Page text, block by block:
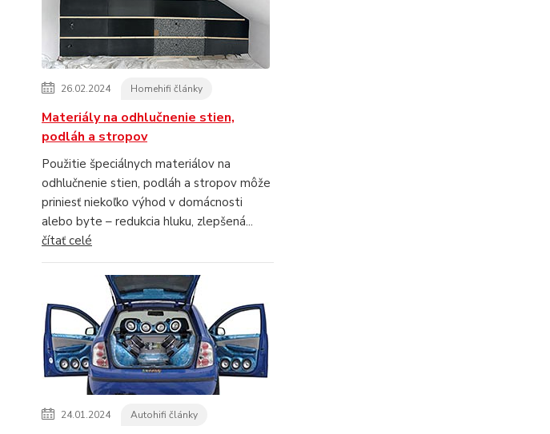
26.02.2024 Homehifi články
Materiály na odhlučnenie stien,
podláh a stropov
Použitie špeciálnych materiálov na
odhlučnenie stien, podláh a stropov môže
priniesť niekoľko výhod v domácnosti
alebo byte – redukcia hluku, zlepšená...
čítať celé
24.01.2024 Autohifi články